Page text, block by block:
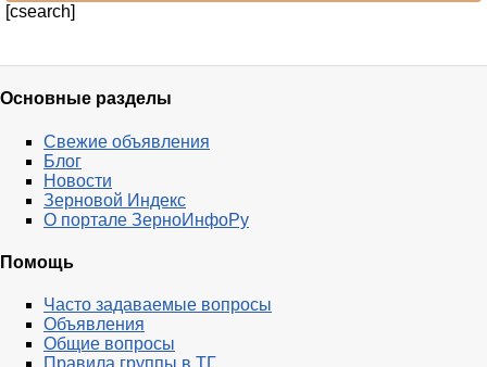
[csearch]
Основные разделы
Свежие объявления
Блог
Новости
Зерновой Индекс
О портале ЗерноИнфоРу
Помощь
Часто задаваемые вопросы
Объявления
Общие вопросы
Правила группы в ТГ